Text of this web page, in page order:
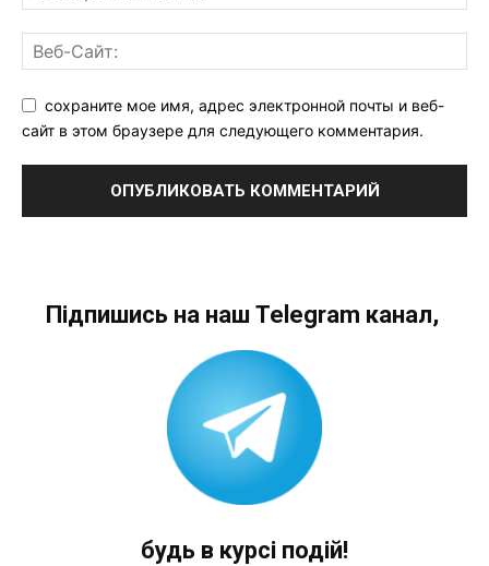
сохраните мое имя, адрес электронной почты и веб-
сайт в этом браузере для следующего комментария.
Підпишись на наш Telegram канал,
будь в курсі подій!